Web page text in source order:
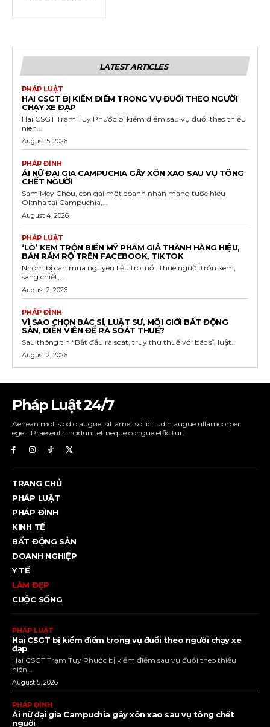
LATEST ARTICLES
PHÁP LUẬT
HAI CSGT BỊ KIỂM ĐIỂM TRONG VỤ ĐUỔI THEO NGƯỜI
CHẠY XE ĐẠP
Hai CSGT Trạm Tuy Phước bị kiểm điểm sau vụ đuổi theo thiếu
niên...
August 5, 2026
PHÁP ĐÌNH
ÁI NỮ ĐẠI GIA CAMPUCHIA GÂY XÔN XAO SAU VỤ TÔNG
CHẾT NGƯỜI
Sam Mey Chou, con gái một doanh nhân mang tước hiệu
Oknha tại Campuchia,...
August 4, 2026
PHÁP LUẬT
‘LÒ’ KEM TRỘN BIẾN MỸ PHẨM GIẢ THÀNH HÀNG HIỆU,
BÁN RẦM RỘ TRÊN FACEBOOK, TIKTOK
Nhóm bị can mua nguyên liệu trôi nổi, thuê người trộn kem,
sang chiết,...
August 2, 2026
PHÁP ĐÌNH
VÌ SAO CHỌN BÁC SĨ, LUẬT SƯ, MÔI GIỚI BẤT ĐỘNG
SẢN, DIỄN VIÊN ĐỂ RÀ SOÁT THUẾ?
Sau thông tin “Bắt đầu rà soát, truy thu thuế với bác sĩ, luật...
August 2, 2026
Pháp Luật 24/7
Aenean mollis odio augue, sit amet sollicitudin augue ullamcorper
eget. Praesent tincidunt et neque congue efficitur.
TRANG CHỦ
PHÁP LUẬT
PHÁP ĐÌNH
KINH TẾ
BẤT ĐỘNG SẢN
DOANH NGHIỆP
Y TẾ
LÀM ĐẸP
CUỘC SỐNG
PHÁP LUẬT
Hai CSGT bị kiểm điểm trong vụ đuổi theo người chạy xe
đạp
Hai CSGT Trạm Tuy Phước bị kiểm điểm sau vụ đuổi theo thiếu
niên...
August 5, 2026
PHÁP ĐÌNH
Ái nữ đại gia Campuchia gây xôn xao sau vụ tông chết
người